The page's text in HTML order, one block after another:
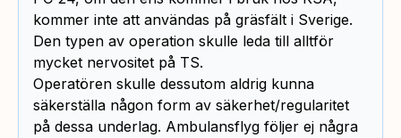
kommer inte att användas på gräsfält i Sverige.
Den typen av operation skulle leda till alltför
mycket nervositet på TS.
Operatören skulle dessutom aldrig kunna
säkerställa någon form av säkerhet/regularitet
på dessa underlag. Ambulansflyg följer ej några